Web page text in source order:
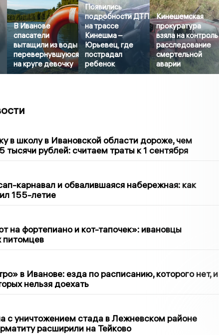
В Иванове
спасатели
вытащили из воды
перевернувшуюся
на круге девочку
Появились
подробности ДТП
на трассе
Кинешма –
Юрьевец, где
пострадал
ребенок
Кинешемская
прокуратура
взяла на контроль
расследование
смертельной
аварии
в школу в Ивановской области дороже, чем
тысячи рублей: считаем траты к 1 сентября
карнавал и обвалившаяся набережная: как
155-летие
на фортепиано и кот-тапочек»: ивановцы
питомцев
в Иванове: езда по расписанию, которого нет, и
нельзя доехать
с уничтожением стада в Лежневском районе
расширили на Тейково